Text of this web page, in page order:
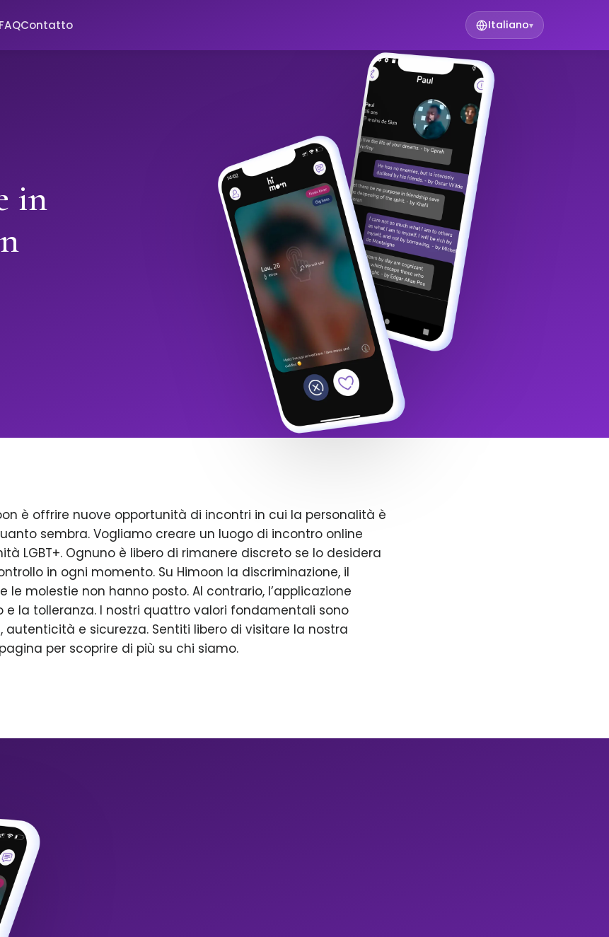
FAQContatto Italiano▾
in
è offrire nuove opportunità di incontri in cui la personalità è
sembra. Vogliamo creare un luogo di incontro online
LGBT+. Ognuno è libero di rimanere discreto se lo desidera
in ogni momento. Su Himoon la discriminazione, il
le molestie non hanno posto. Al contrario, l’applicazione
e la tolleranza. I nostri quattro valori fondamentali sono
autenticità e sicurezza. Sentiti libero di visitare la nostra
per scoprire di più su chi siamo.